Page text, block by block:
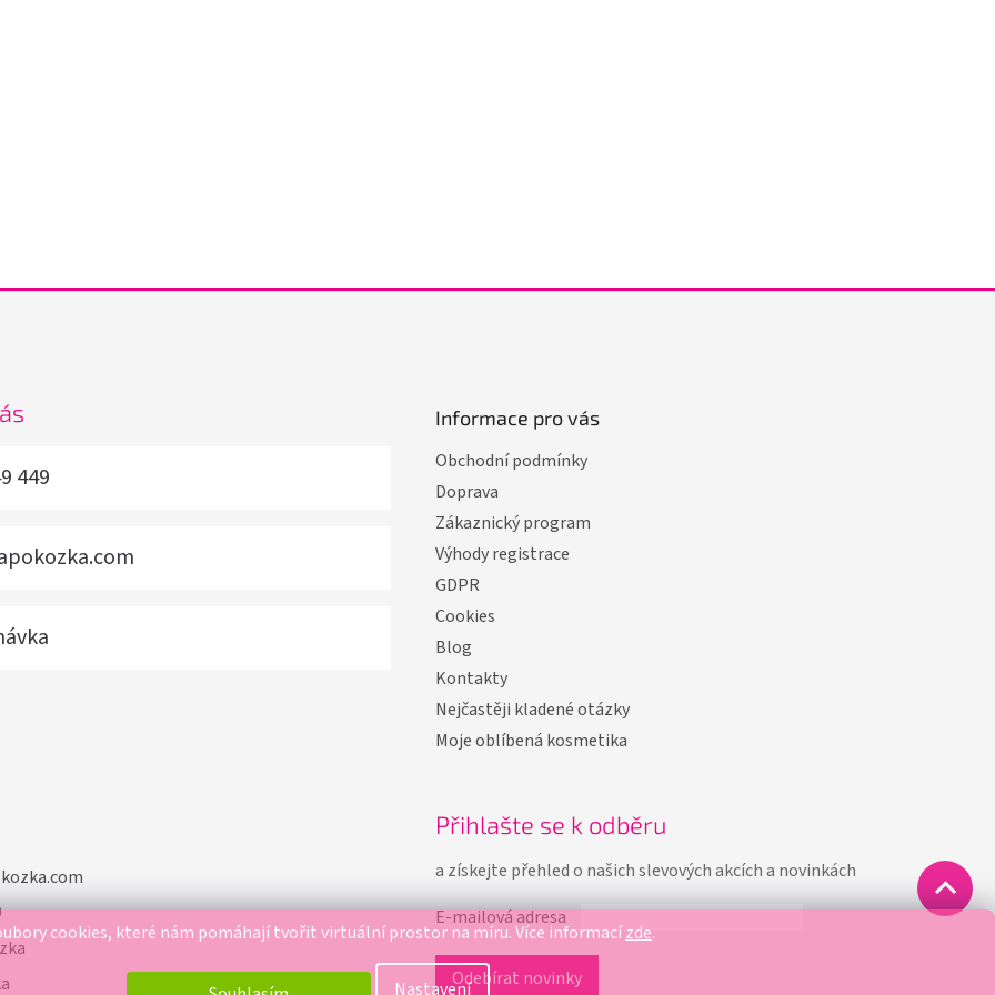
cookies, které nám pomáhají tvořit virtuální prostor na míru.Více informacízde.
Nastavení
449
Informace pro vás
Obchodní podmínky
Doprava
Zákaznický program
Výhody registrace
GDPR
Cookies
Blog
Kontakty
Nejčastěji kladené otázky
Moje oblíbená kosmetika
Přihlašte se k odběru
a získejte přehled o našich slevových akcích a novinkách
E-mailová adresa